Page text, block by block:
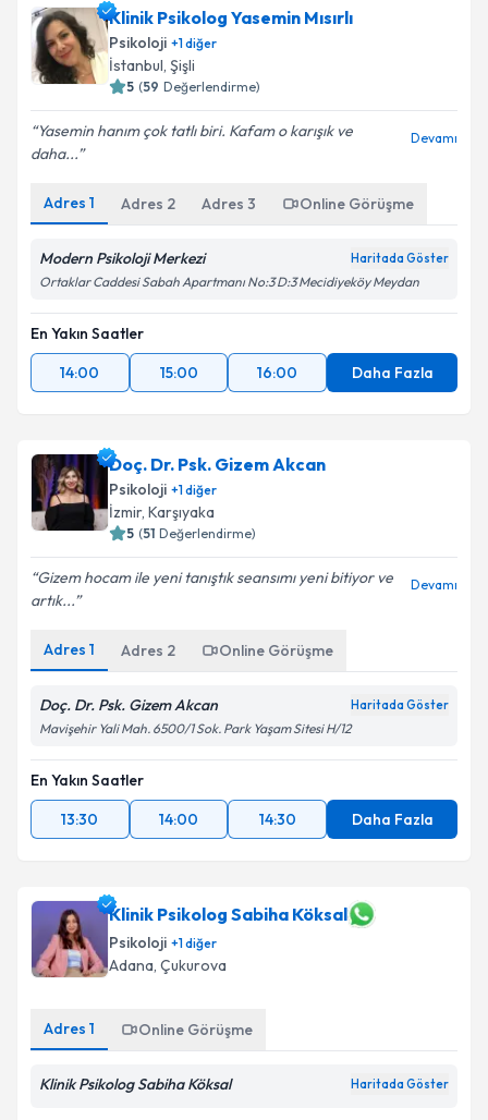
Klinik Psikolog Yasemin Mısırlı
Psikoloji +1diğer
İstanbul, Şişli
5 (59 Değerlendirme)
Yasemin hanım çok tatlı biri. Kafam o karışık ve
daha...
Devamı
Adres 1 Adres 2 Adres 3 Online Görüşme
Modern Psikoloji Merkezi Haritada Göster
Ortaklar Caddesi Sabah Apartmanı No:3 D:3 Mecidiyeköy Meydan
En Yakın Saatler
14:00
15:00 16:00 Daha Fazla
Doç. Dr. Psk. Gizem Akcan
Psikoloji +1diğer
İzmir, Karşıyaka
5 (51 Değerlendirme)
Gizem hocam ile yeni tanıştık seansımı yeni bitiyor ve
artık...
Devamı
Adres 1 Adres 2 Online Görüşme
Doç. Dr. Psk. Gizem Akcan Haritada Göster
Mavişehir Yali Mah. 6500/1 Sok. Park Yaşam Sitesi H/12
En Yakın Saatler
13:30
14:00 14:30 Daha Fazla
Klinik Psikolog Sabiha Köksal
Psikoloji +1diğer
Adana, Çukurova
Adres 1 Online Görüşme
Klinik Psikolog Sabiha Köksal Haritada Göster